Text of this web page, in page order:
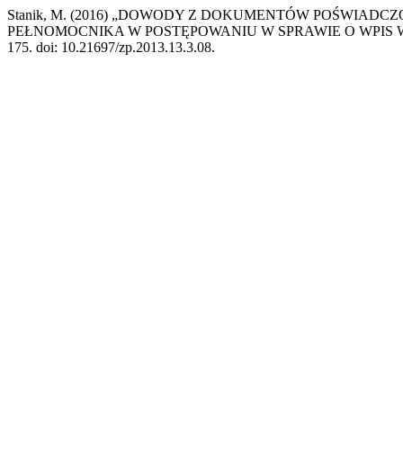
Stanik, M. (2016) „DOWODY Z DOKUMENTÓW
PEŁNOMOCNIKA W POSTĘPOWANIU W SPRAWIE O
175. doi: 10.21697/zp.2013.13.3.08.